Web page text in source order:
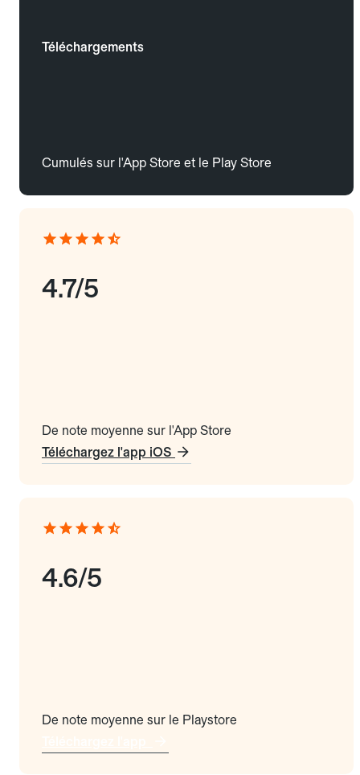
Téléchargements
Cumulés sur l'App Store et le Play Store
4.7/5
De note moyenne sur l'App Store
Téléchargez l'app iOS
4.6/5
De note moyenne sur le Playstore